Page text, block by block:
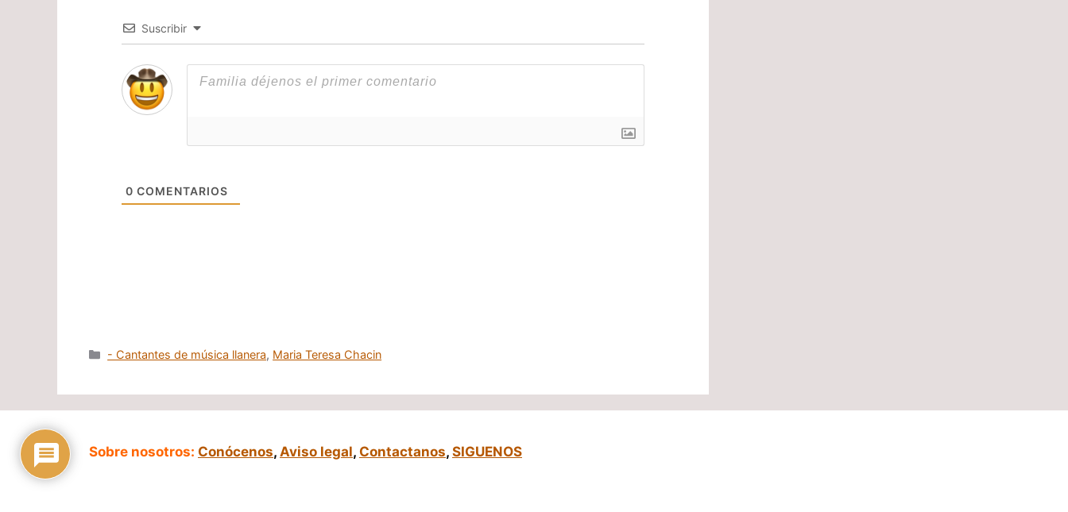
Suscribir
0 COMENTARIOS
Categorías
- Cantantes de música llanera, Maria Teresa Chacin
Sobre nosotros: Conócenos, Aviso legal, Contactanos, SIGUENOS